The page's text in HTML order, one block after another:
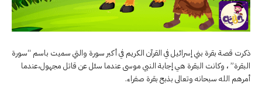
ذكرت قصة بقرة بني إسرائيل في القرآن الكريم في أكبر سورة والتي سميت باسم “سورة
البقرة” ، وكانت البقرة هي إجابة النبي موسى عندما سئل عن قاتل مجهول،عندما
أمرهم الله سبحانه وتعالى بذبح بقرة صفراء.